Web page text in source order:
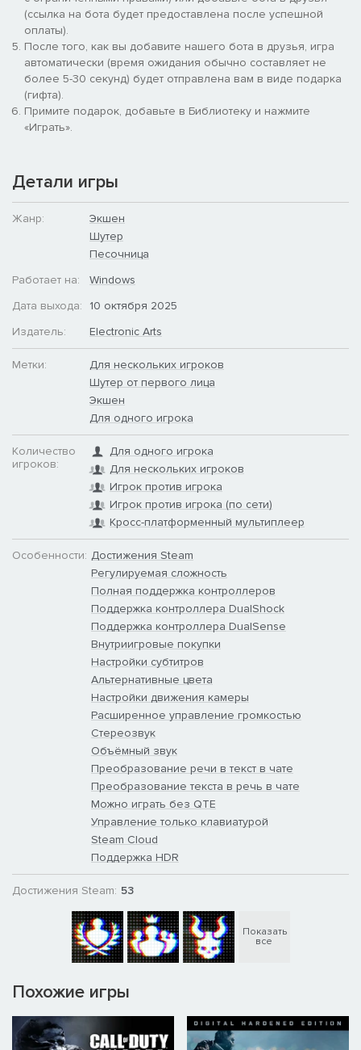
(ссылка на бота будет предоставлена после успешной
оплаты).
После того, как вы добавите нашего бота в друзья, игра
автоматически (время ожидания обычно составляет не
более 5-30 секунд) будет отправлена вам в виде подарка
(гифта).
Примите подарок, добавьте в Библиотеку и нажмите
«Играть».
Детали игры
Жанр:
Экшен
Шутер
Песочница
Работает на:
Windows
Дата выхода:
10 октября 2025
Издатель:
Electronic Arts
Метки:
Для нескольких игроков
Шутер от первого лица
Экшен
Для одного игрока
Количество
игроков:
Для одного игрока
Для нескольких игроков
Игрок против игрока
Игрок против игрока (по сети)
Кросс-платформенный мультиплеер
Особенности: Достижения Steam
Регулируемая сложность
Полная поддержка контроллеров
Поддержка контроллера DualShock
Поддержка контроллера DualSense
Внутриигровые покупки
Настройки субтитров
Альтернативные цвета
Настройки движения камеры
Расширенное управление громкостью
Стереозвук
Объёмный звук
Преобразование речи в текст в чате
Преобразование текста в речь в чате
Можно играть без QTE
Управление только клавиатурой
Steam Cloud
Поддержка HDR
Достижения Steam: 53
Показать
все
Похожие игры